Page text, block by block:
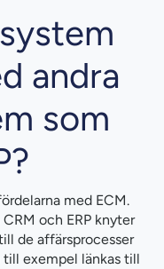
andra
som
med ECM.
och ERP knyter
de affärsprocesser
till exempel länkas till